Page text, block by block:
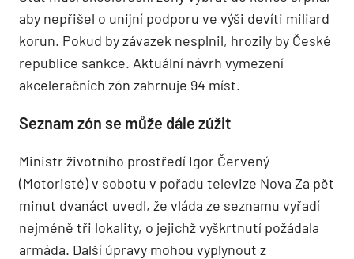
aby nepřišel o unijní podporu ve výši devíti miliard
korun. Pokud by závazek nesplnil, hrozily by České
republice sankce. Aktuální návrh vymezení
akceleračních zón zahrnuje 94 míst.
Seznam zón se může dále zúžit
Ministr životního prostředí Igor Červený
(Motoristé) v sobotu v pořadu televize Nova Za pět
minut dvanáct uvedl, že vláda ze seznamu vyřadí
nejméně tři lokality, o jejichž vyškrtnutí požádala
armáda. Další úpravy mohou vyplynout z